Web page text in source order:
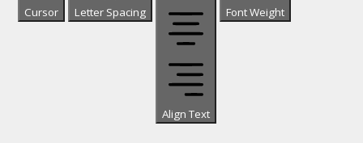
Cursor Letter Spacing
Align Text
Font Weight